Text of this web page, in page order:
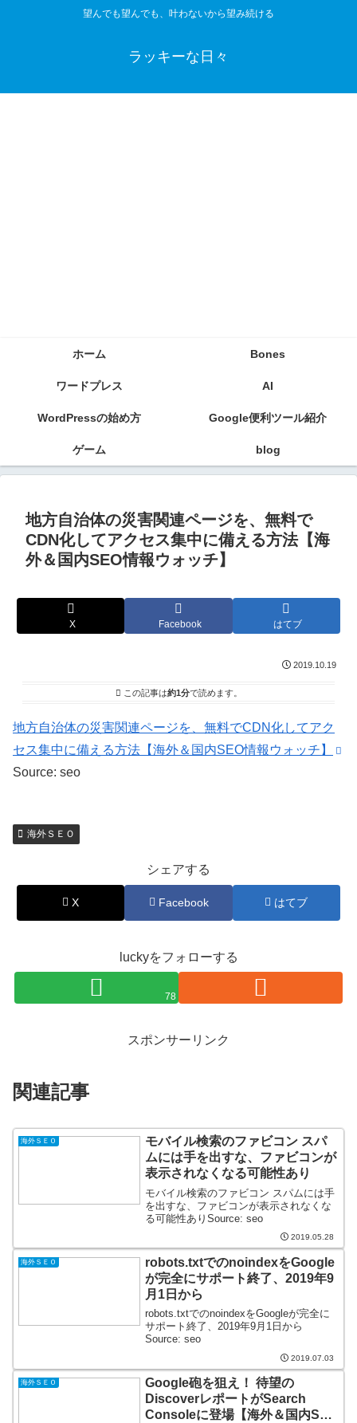
望んでも望んでも、叶わないから望み続ける
ラッキーな日々
ホーム Bones
ワードプレス AI
WordPressの始め方 Google便利ツール紹介
ゲーム blog
地方自治体の災害関連ページを、無料で
CDN化してアクセス集中に備える方法【海
外＆国内SEO情報ウォッチ】
X Facebook はてブ
2019.10.19
この記事は約1分で読めます。
地方自治体の災害関連ページを、無料でCDN化してアク
セス集中に備える方法【海外＆国内SEO情報ウォッチ】
Source: seo
海外ＳＥＯ
シェアする
X Facebook はてブ
luckyをフォローする
78
スポンサーリンク
関連記事
海外ＳＥＯ
モバイル検索のファビコン スパ
ムには手を出すな、ファビコンが
表示されなくなる可能性あり
モバイル検索のファビコン スパムには手
を出すな、ファビコンが表示されなくな
る可能性ありSource: seo
2019.05.28
海外ＳＥＯ
robots.txtでのnoindexをGoogle
が完全にサポート終了、2019年9
月1日から
robots.txtでのnoindexをGoogleが完全に
サポート終了、2019年9月1日から
Source: seo
2019.07.03
海外ＳＥＯ
Google砲を狙え！ 待望の
DiscoverレポートがSearch
Consoleに登場【海外＆国内SEO